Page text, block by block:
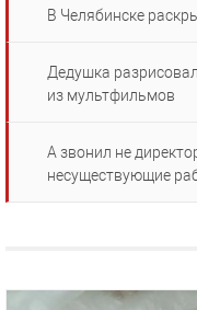
В Челябинске
Дедушка
из мультфильмов
А звонил не
несуществующие